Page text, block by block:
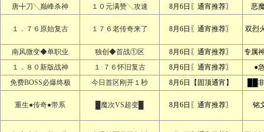
唐╋刀╲巅峰杀神
１０元满赞╲攻速 8月6日〖通宵推荐〗 恶
１．７６原始复古 １７６老传奇来了 8月6日〖通宵推荐〗 双烈
南风微变◆单职业 独创◆首战①区 8月6日〖通宵推荐〗
专属
１．８０新版战神
１·７６怀旧复古 8月6日〖通宵推荐〗
●
免费BOSS必爆终极
今日首区刚开１秒 8月6日【固顶通宵】 ██
重生●传奇●带系 █魔次VS超变█ 8月6日〖通宵推荐〗 铭